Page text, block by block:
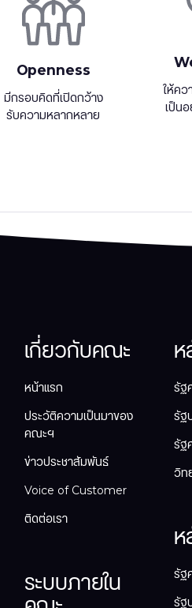
Openness
มีกรอบคิดที่เปิดกว้าง
รับความหลากหลาย
ให้ค
เป็น
เกี่ยวกับคณะ
หน้าแรก
ประวัติความเป็นมาของ
คณะฯ
ข่าวประชาสัมพันธ์
Voice of Customer
ติดต่อเรา
ระบบภายใน
รัฐ
รัฐ
รัฐ
วิท
รัฐ
รัฐ